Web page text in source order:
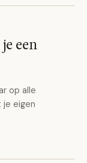
een
op alle
je eigen